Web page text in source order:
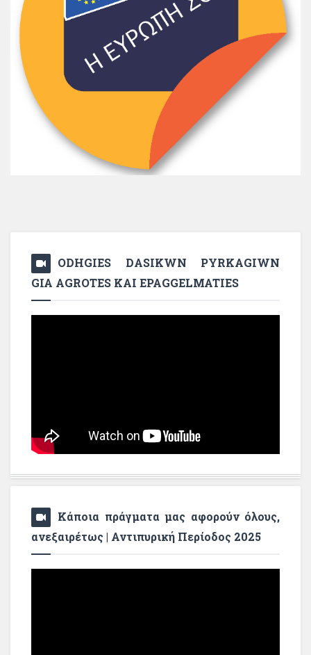
ODHGIES DASIKWN PYRKAGIWN
GIA AGROTES KAI EPAGGELMATIES
Κάποια πράγματα μας αφορούν όλους,
ανεξαιρέτως | Αντιπυρική Περίοδος 2025